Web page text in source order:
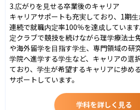
3.広がりを見せる卒業後のキャリア
キャリアサポートも充実しており、1期
連続で就職内定率100％を達成していま
定クラブで競技を続けながら理学療法士
や海外留学を目指す学生、専門領域の研
学院へ進学する学生など、キャリアの選
ており、学生が希望するキャリアに歩め
サポートしています。
学科を詳しく見る